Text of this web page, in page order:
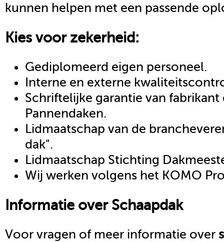
kunnen helpen met een passende
Kies voor zekerheid:
Gediplomeerd eigen personeel.
Interne en externe
Schriftelijke garantie van fabrikant
Pannendaken.
Lidmaatschap van de
dak".
Lidmaatschap Stichting
Wij werken volgens het KOMO
Informatie over Schaapdak
Voor vragen of meer informatie over